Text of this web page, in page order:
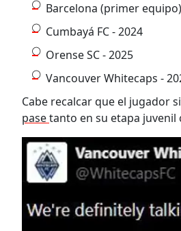
Barcelona (primer
Cumbayá FC - 2024
Orense SC - 2025
Vancouver Whitecaps -
Cabe recalcar que el jugador
pasetanto en su etapa